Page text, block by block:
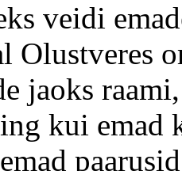
veidi
Olustveres
jaoks
kui emad